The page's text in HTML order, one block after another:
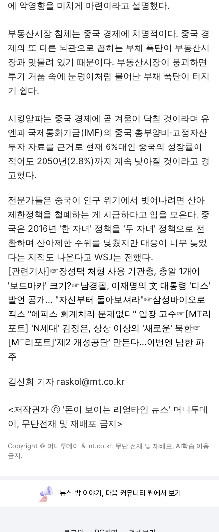
에 악영향을 미치게 마련이라고 설명했다.
부동산시장 침체는 중국 경제에 치명적이다. 중국 경
제의 또 다른 뇌관으로 꼽히는 부채 폭탄이 부동산시
장과 맞물려 있기 때문이다. 부동산시장이 붕괴하면
투기 거품 속에 눈덩이처럼 불어난 부채 폭탄이 터지
기 쉽다.
시킹알파는 중국 경제에 곧 겨울이 닥칠 것이라며 유
엔과 국제통화기금(IMF)의 중국 총부양비·고정자산
투자 자료를 근거로 현재 6%대인 중국의 성장률이
적어도 2050년(2.8%)까지 계속 낮아질 것이라고 경
고했다.
전문가들은 중국이 인구 위기에서 벗어나려면 산아
제한정책을 철폐하는 게 시급하다고 입을 모은다. 중
국은 2016년 '한 자녀' 정책을 '두 자녀' 정책으로 전
환하며 산아제한 수위를 낮췄지만 대응이 너무 늦었
다는 지적도 나온다고 WSJ는 전했다.
[관련기사]☞장성택 처형 사용 기관총, 총알 1개에
'보드마카' 크기?☞남경필, 이재명의 文 대통령 '디스'
발언 공개… "자신부터 돌아보셔라"☞삼성바이오로
직스 "에피스 회계처리 문제없다" 입장 고수☞[MT리
포트] 'N세대' 김정은, 상상 이상의 '새로운' 북한☞
[MT리포트]'제2 개성공단' 만든다…이번엔 남한 파
주
김신회 기자 raskol@mt.co.kr
<저작권자 ⓒ '돈이 보이는 리얼타임 뉴스' 머니투데
이, 무단전재 및 재배포 금지>
Copyright © 머니투데이 & mt.co.kr. 무단 전재 및 재배포, AI학습 이용
금지.
뉴스 밖 이야기, 다음 커뮤니티 웹에서 보기